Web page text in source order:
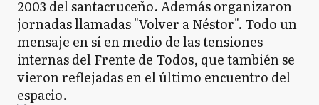
2003 del santacruceño. Además organizaron
jornadas llamadas "Volver a Néstor". Todo un
mensaje en sí en medio de las tensiones
internas del Frente de Todos, que también se
vieron reflejadas en el último encuentro del
espacio.